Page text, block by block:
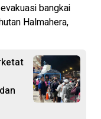
bangkai
Halmahera,